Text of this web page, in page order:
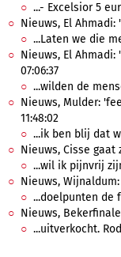
...- Excelsior 5
Nieuws, El
...Laten we die
Nieuws, El
07:06:37
...wilden de
Nieuws, Mulder:
11:48:02
...ik ben blij dat
Nieuws, Cisse gaat
...wil ik pijnvrij
Nieuws,
...doelpunten de
Nieuws,
...uitverkocht.